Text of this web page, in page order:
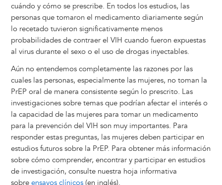
cuándo y cómo se prescribe. En todos los estudios, las
personas que tomaron el medicamento diariamente según
lo recetado tuvieron significativamente menos
probabilidades de contraer el VIH cuando fueron expuestas
al virus durante el sexo o el uso de drogas inyectables.
Aún no entendemos completamente las razones por las
cuales las personas, especialmente las mujeres, no toman la
PrEP oral de manera consistente según lo prescrito. Las
investigaciones sobre temas que podrían afectar el interés o
la capacidad de las mujeres para tomar un medicamento
para la prevención del VIH son muy importantes. Para
responder estas preguntas, las mujeres deben participar en
estudios futuros sobre la PrEP. Para obtener más información
sobre cómo comprender, encontrar y participar en estudios
de investigación, consulte nuestra hoja informativa
sobre ensayos clínicos(en inglés).